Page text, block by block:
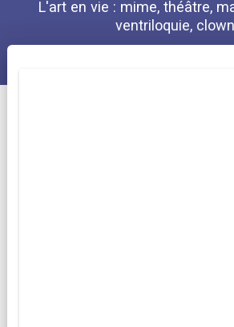
L'art en vie : mime, théâtre,
ventriloquie,